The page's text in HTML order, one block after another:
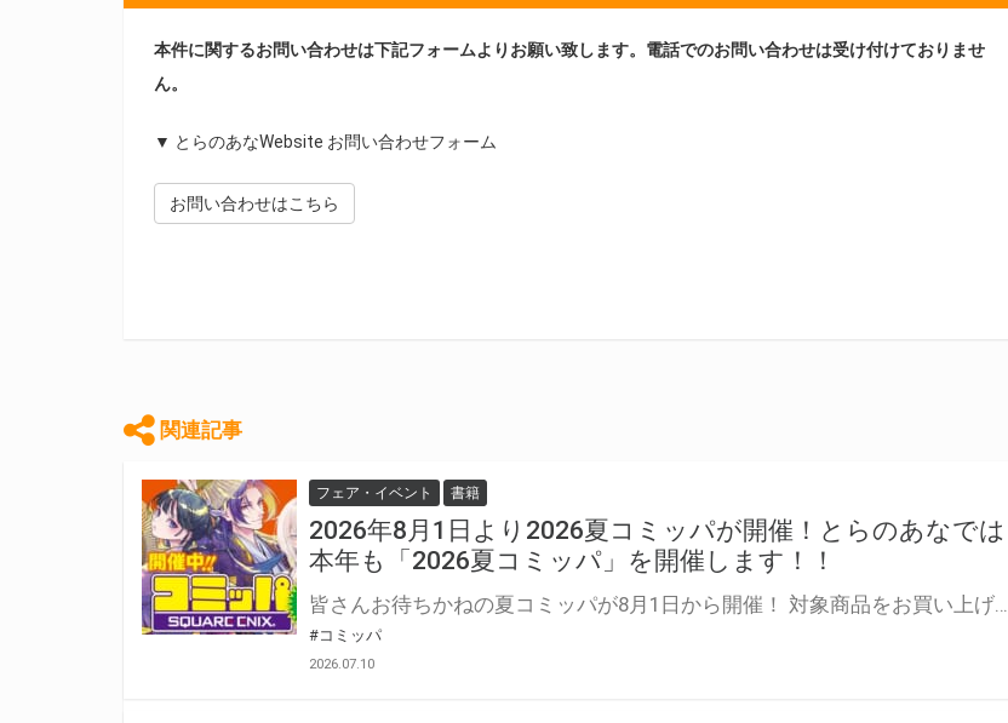
本件に関するお問い合わせは下記フォームよりお願い致します。電話でのお問い合わせは受け付けておりませ
ん。
▼ とらのあなWebsite お問い合わせフォーム
お問い合わせはこちら
関連記事
フェア・イベント 書籍
2026年8月1日より2026夏コミッパが開催！とらのあなでは
本年も「2026夏コミッパ」を開催します！！
皆さんお待ちかねの夏コミッパが8月1日から開催！ 対象商品をお買い上げの方には「クリアしおり」を１枚プレゼント。 是非気になっていた作品を一気読みしてくださいね☆ コミッパの特設ページはこちら↓
#コミッパ
2026.07.10